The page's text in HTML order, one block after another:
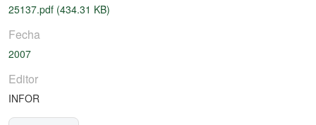
25137.pdf (434.31 KB)
Fecha
2007
Editor
INFOR